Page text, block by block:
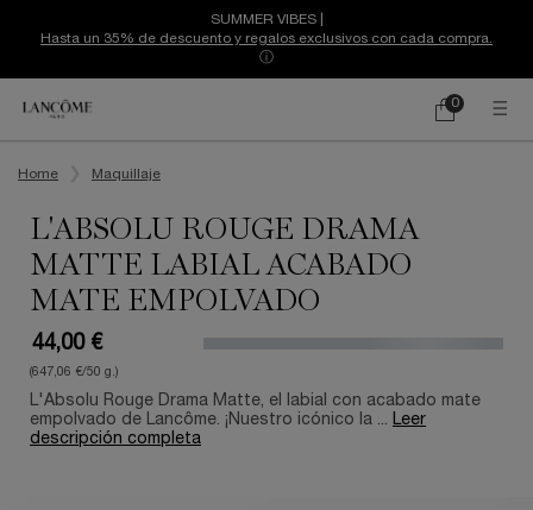
SUMMER VIBES |
Hasta un 35% de descuento y regalos exclusivos con cada compra.
ⓘ
Mi
0
0 producto
Home
Maquillaje
L'ABSOLU ROUGE DRAMA
MATTE LABIAL ACABADO
MATE EMPOLVADO
44,00 €
(647,06 €/50 g.)
L'Absolu Rouge Drama Matte, el labial con acabado mate
empolvado de Lancôme. ¡Nuestro icónico la ... Leer
descripción completa